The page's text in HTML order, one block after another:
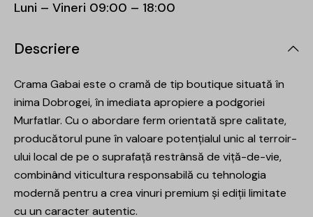
Luni – Vineri 09:00 – 18:00
Descriere
Crama Gabai este o cramă de tip boutique situată în
inima Dobrogei, în imediata apropiere a podgoriei
Murfatlar. Cu o abordare ferm orientată spre calitate,
producătorul pune în valoare potențialul unic al terroir-
ului local de pe o suprafață restrânsă de viță-de-vie,
combinând viticultura responsabilă cu tehnologia
modernă pentru a crea vinuri premium și ediții limitate
cu un caracter autentic.